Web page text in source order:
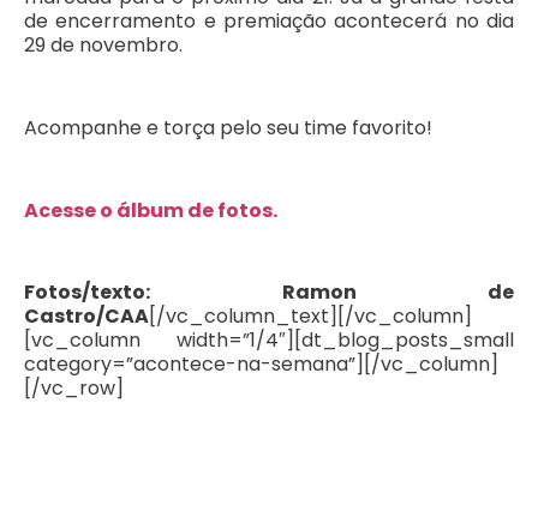
de encerramento e premiação acontecerá no dia
29 de novembro.
Acompanhe e torça pelo seu time favorito!
Acesse o álbum de fotos.
Fotos/texto: Ramon de
Castro/CAA[/vc_column_text][/vc_column]
[vc_column width=”1/4″][dt_blog_posts_small
category=”acontece-na-semana”][/vc_column]
[/vc_row]